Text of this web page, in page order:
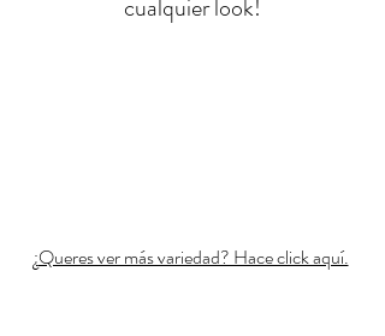
cualquier look!
¿Queres ver más variedad? Hace click aquí.